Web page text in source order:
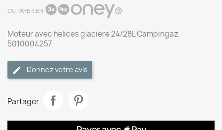
OU PAYER EN
Moteur avec helices glaciere 24/28L Campingaz
5010004257
Donnez votre avis
Partager